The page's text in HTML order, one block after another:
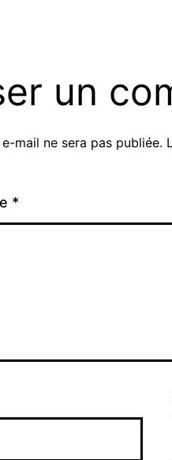
un
mail ne sera pas publiée.
*